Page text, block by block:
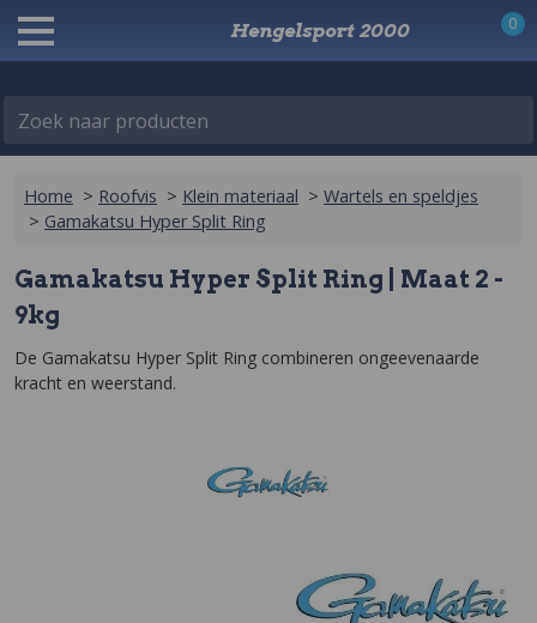
Zoek naar producten
Hengelsport 2000 0
Home > Roofvis > Klein materiaal > Wartels en speldjes
> Gamakatsu Hyper Split Ring
Gamakatsu Hyper Split Ring | Maat 2 -
9kg
De Gamakatsu Hyper Split Ring combineren ongeevenaarde
kracht en weerstand.